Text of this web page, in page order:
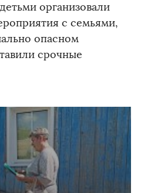
организовали
с семьями,
опасном
срочные